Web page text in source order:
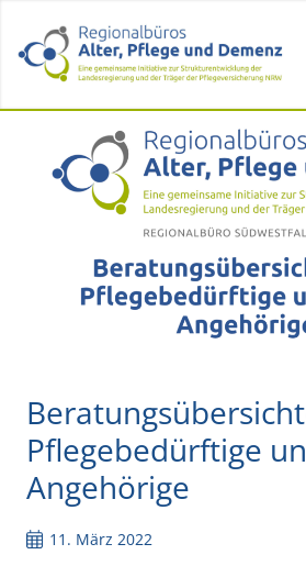
Pflegebedürftige
Angehörige
11. März 2022